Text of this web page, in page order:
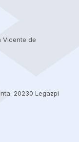
Vicente de
20230 Legazpi